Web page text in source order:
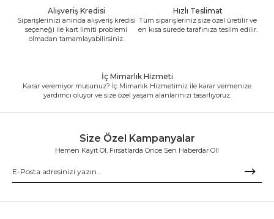
Alışveriş Kredisi
Siparişlerinizi anında alışveriş kredisi
seçeneği ile kart limiti problemi
olmadan tamamlayabilirsiniz.
Hızlı Teslimat
Tüm siparişleriniz size özel üretilir ve
en kısa sürede tarafınıza teslim edilir.
İç Mimarlık Hizmeti
Karar veremiyor musunuz? İç Mimarlık Hizmetimiz ile karar vermenize
yardımcı oluyor ve size özel yaşam alanlarınızı tasarlıyoruz.
Size Özel Kampanyalar
Hemen Kayıt Ol, Fırsatlarda Önce Sen Haberdar Ol!